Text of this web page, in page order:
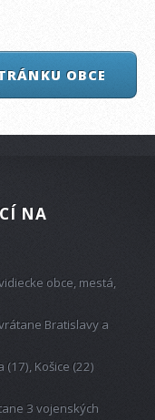
OBCE
NA
obce, mestá,
Bratislavy a
Košice (22)
3 vojenských